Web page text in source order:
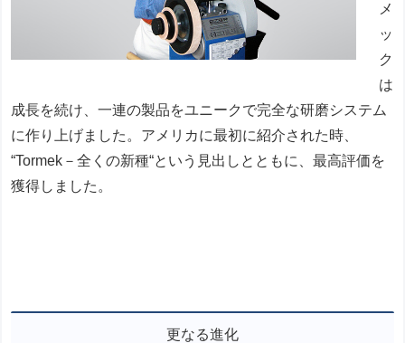
メ
ッ
ク
は
成長を続け、一連の製品をユニークで完全な研磨システム
に作り上げました。アメリカに最初に紹介された時、
“Tormek－全くの新種“という見出しとともに、最高評価を
獲得しました。
更なる進化